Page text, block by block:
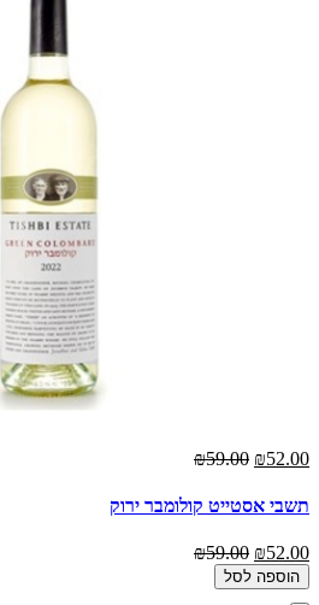
₪52.00
₪59.00
תשבי אסטייט קולומבר ירוק
₪52.00
₪59.00
הוספה לסל